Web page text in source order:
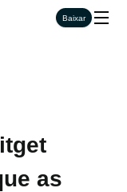
Baixar
as